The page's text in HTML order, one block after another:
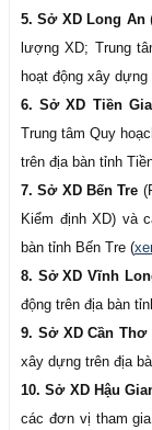
5. Sở XD Long An
lượng XD; Trung
hoạt động xây
6. Sở XD Tiền
Trung tâm Quy
trên địa bàn tỉnh
7. Sở XD Bến Tre
Kiểm định XD) và
bàn tỉnh Bến Tre (
8. Sở XD Vĩnh
động trên địa bàn
9. Sở XD Cần Thơ
xây dựng trên địa
10. Sở XD Hậu
các đơn vị tham